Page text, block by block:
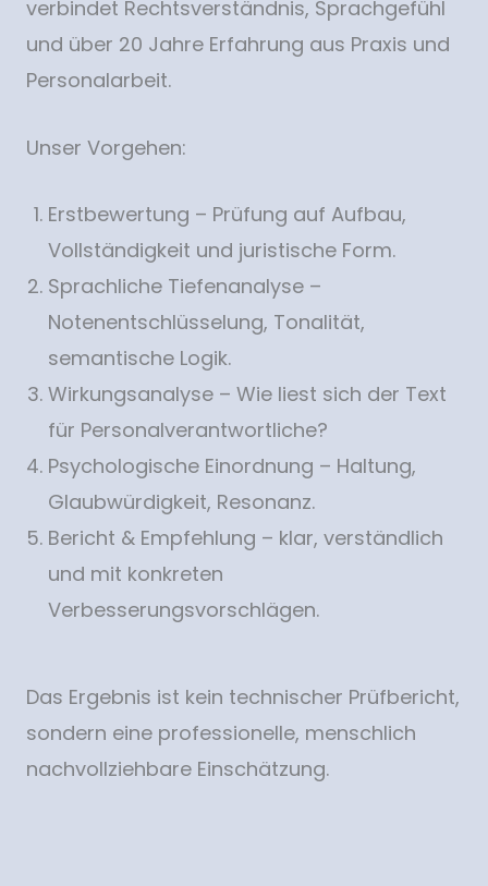
verbindet Rechtsverständnis, Sprachgefühl
und über 20 Jahre Erfahrung aus Praxis und
Personalarbeit.
Unser Vorgehen:
Erstbewertung – Prüfung auf Aufbau,
Vollständigkeit und juristische Form.
Sprachliche Tiefenanalyse –
Notenentschlüsselung, Tonalität,
semantische Logik.
Wirkungsanalyse – Wie liest sich der Text
für Personalverantwortliche?
Psychologische Einordnung – Haltung,
Glaubwürdigkeit, Resonanz.
Bericht & Empfehlung – klar, verständlich
und mit konkreten
Verbesserungsvorschlägen.
Das Ergebnis ist kein technischer Prüfbericht,
sondern eine professionelle, menschlich
nachvollziehbare Einschätzung.